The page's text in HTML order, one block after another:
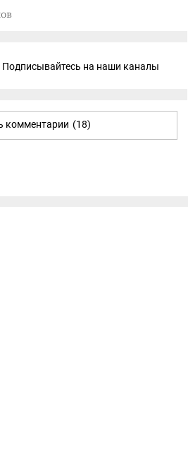
Подписывайтесь на наши каналы
комментарии (18)